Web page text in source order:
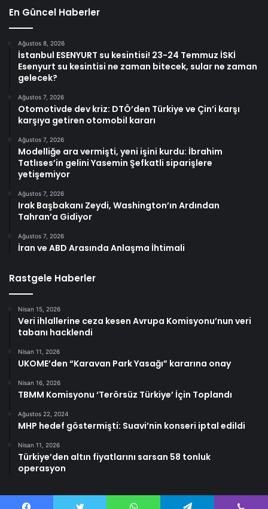
En Güncel Haberler
Ağustos 8, 2026
İstanbul ESENYURT su kesintisi! 23-24 Temmuz İSKİ
Esenyurt su kesintisi ne zaman bitecek, sular ne zaman
gelecek?
Ağustos 7, 2026
Otomotivde dev kriz: DTÖ’den Türkiye ve Çin’i karşı
karşıya getiren otomobil kararı
Ağustos 7, 2026
Modelliğe ara vermişti, yeni işini kurdu: İbrahim
Tatlıses’in gelini Yasemin Şefkatli siparişlere
yetişemiyor
Ağustos 7, 2026
Irak Başbakanı Zeydi, Washington’ın Ardından
Tahran’a Gidiyor
Ağustos 7, 2026
İran ve ABD Arasında Anlaşma İhtimali
Rastgele Haberler
Nisan 15, 2026
Veri ihlallerine ceza kesen Avrupa Komisyonu’nun veri
tabanı hacklendi
Nisan 11, 2026
UKOME’den “Karavan Park Yasağı” kararına onay
Nisan 16, 2026
TBMM Komisyonu ‘Terörsüz Türkiye’ İçin Toplandı
Ağustos 22, 2024
MHP hedef göstermişti: Suavi’nin konseri iptal edildi
Nisan 11, 2026
Türkiye’den altın fiyatlarını sarsan 58 tonluk
operasyon